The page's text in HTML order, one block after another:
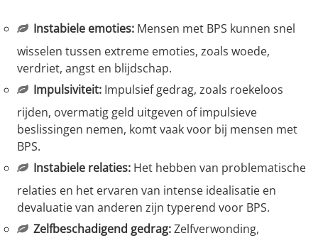
Instabiele emoties:Mensen met BPS kunnen snel
wisselen tussen extreme emoties, zoals woede,
verdriet, angst en blijdschap.
Impulsiviteit:Impulsief gedrag, zoals roekeloos
rijden, overmatig geld uitgeven of impulsieve
beslissingen nemen, komt vaak voor bij mensen met
BPS.
Instabiele relaties:Het hebben van problematische
relaties en het ervaren van intense idealisatie en
devaluatie van anderen zijn typerend voor BPS.
Zelfbeschadigend gedrag:Zelfverwonding,